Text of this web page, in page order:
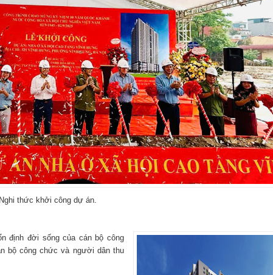
Nghi thức khởi công dự án.
định đời sống của cán bộ công
bộ công chức và người dân thu